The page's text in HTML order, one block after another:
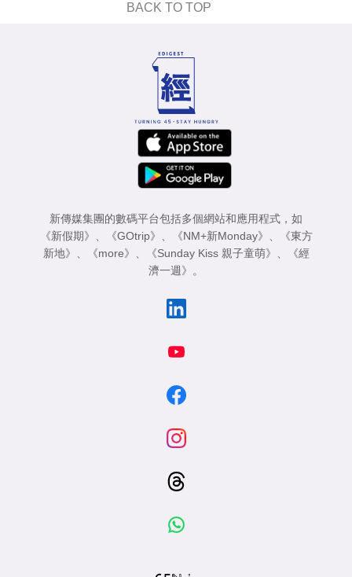
BACK TO TOP
新傳媒集團的數碼平台包括多個網站和應用程式，如
《新假期》 、 《GOtrip》 、 《NM+新Monday》 、
《東方
新地》 、 《more》 、 《Sunday Kiss 親子童萌》 、
《經
濟一週》 。